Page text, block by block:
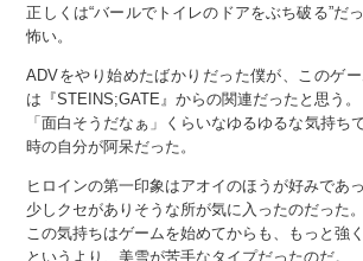
正しくは“バールでトイレのドアをぶち破る”だ
怖い。
ADVをやり始めたばかりだった僕が、このゲ
は『STEINS;GATE』からの関連だったと思う。
「面白そうだなぁ」くらいなゆるゆるな気持ち
時の自分が阿呆だった。
ヒロインの第一印象はアオイのほうが好みであっ
少しクセがありそうな所が気に入ったのだった。
この気持ちはゲームを始めてからも、もっと強
というより、美雪が苦手なタイプだったのだ。